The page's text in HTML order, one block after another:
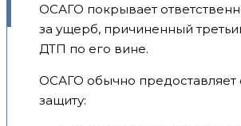
ОСАГО покрывает
за ущерб, причиненный
ДТП по его вине.
ОСАГО обычно
защиту: